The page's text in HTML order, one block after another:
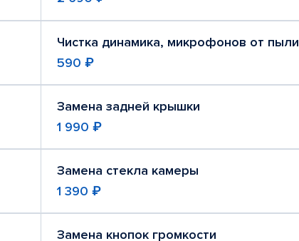
Чистка динамика, микрофонов от пыли
590 ₽
Замена задней крышки
1 990 ₽
Замена стекла камеры
1 390 ₽
Замена кнопок громкости